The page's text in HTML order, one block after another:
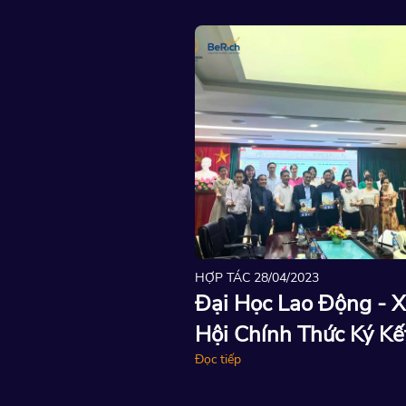
Đại Học Lao Động - Xã
Hội Chính Thức Ký Kết
Hợp Tác Với Công Ty Cổ
Học
Minh
Khai
Cùng